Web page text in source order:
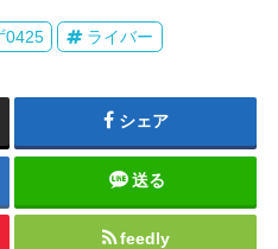
0425 ライバー
シェア
送る
feedly